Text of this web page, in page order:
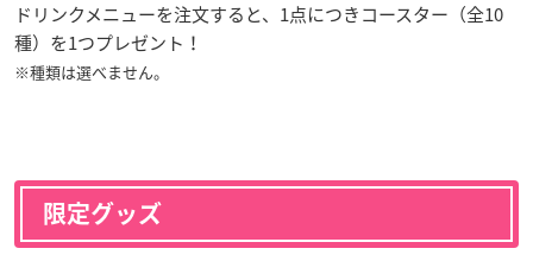
ドリンクメニューを注文すると、1点につきコースター（全10
種）を1つプレゼント！
※種類は選べません。
限定グッズ